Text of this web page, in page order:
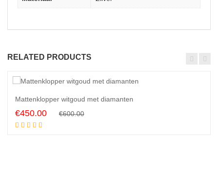
RELATED PRODUCTS
Mattenklopper witgoud met diamanten
€600.00Original
€450.00
Current